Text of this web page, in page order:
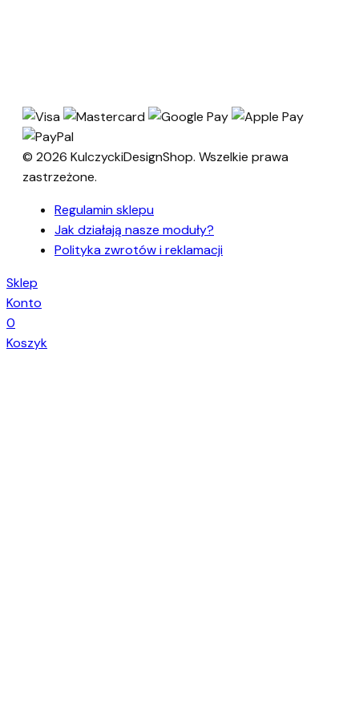
© 2026 KulczyckiDesignShop. Wszelkie prawa
zastrzeżone.
Regulamin sklepu
Jak działają nasze moduły?
Polityka zwrotów i reklamacji
Sklep
Konto
0
Koszyk